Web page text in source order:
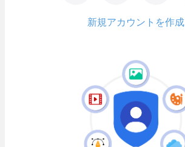
新規アカウントを作成